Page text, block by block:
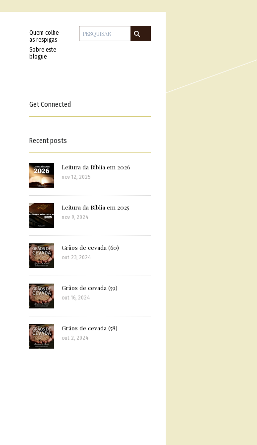
Quem colhe
as respigas
Sobre este
blogue
Get Connected
Recent posts
Leitura da Bíblia em 2026
nov 12, 2025
Leitura da Bíblia em 2025
nov 9, 2024
Grãos de cevada (60)
out 23, 2024
Grãos de cevada (59)
out 16, 2024
Grãos de cevada (58)
out 2, 2024